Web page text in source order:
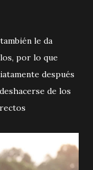
le da
por lo que
después
de los